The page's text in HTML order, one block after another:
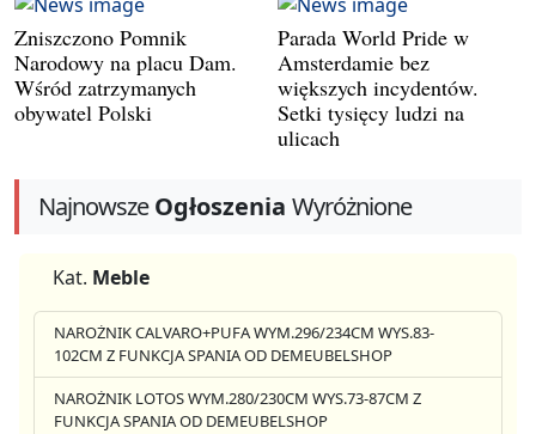
Zniszczono Pomnik
Narodowy na placu Dam.
Wśród zatrzymanych
obywatel Polski
Parada World Pride w
Amsterdamie bez
większych incydentów.
Setki tysięcy ludzi na
ulicach
NajnowszeOgłoszenia Wyróżnione
Kat. Meble
NAROŻNIK CALVARO+PUFA WYM.296/234CM WYS.83-
102CM Z FUNKCJA SPANIA OD DEMEUBELSHOP
NAROŻNIK LOTOS WYM.280/230CM WYS.73-87CM Z
FUNKCJA SPANIA OD DEMEUBELSHOP